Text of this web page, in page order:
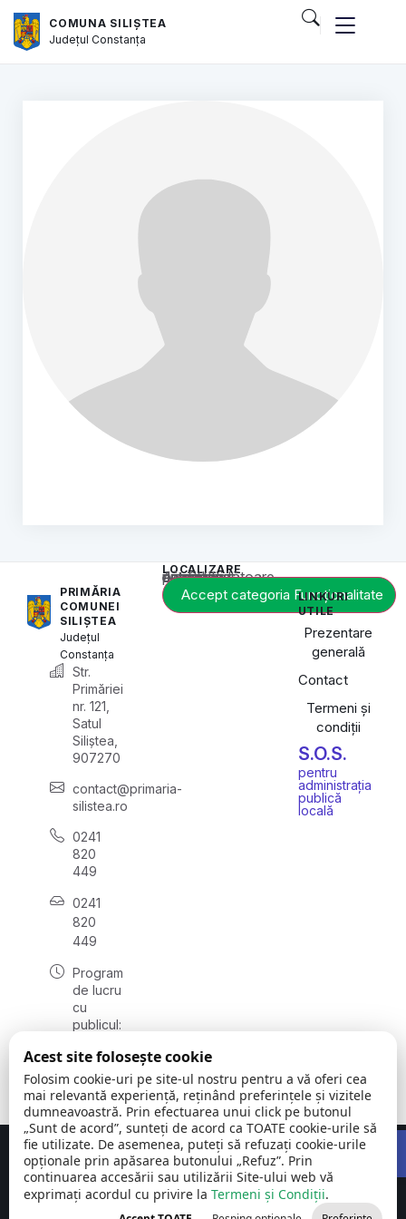
COMUNA SILIȘTEA
JudețulConstanța
PRIMĂRIA
COMUNEI
SILIȘTEA
Județul
Constanța
Str.
Primăriei
nr. 121,
Satul
Siliștea,
907270
contact@primaria-
silistea.ro
0241
820
449
0241
820
449
Program
de lucru
cu
publicul:
vineri
08:00 –
16:00
LOCALIZARE
Acest conținut este blocat până când acceptați categoria corespunzătoare de cookie-uri.
Accept categoria Funcționalitate
LINKURI
UTILE
Prezentare
generală
Contact
Termeni și
condiții
S.O.S.
pentru
administrația
publică
locală
Comuna Siliștea©
2026
Toate
drepturile
Concept realizat deBig Media Relații Publice SRL
Acest site folosește cookie
Folosim cookie-uri pe site-ul nostru pentru a vă oferi cea
mai relevantă experiență, reținând preferințele și vizitele
dumneavoastră. Prin efectuarea unui click pe butonul
„Sunt de acord”, sunteți de acord ca TOATE cookie-urile să
fie utilizate. De asemenea, puteți să refuzați cookie-urile
opționale prin apăsarea butonului „Refuz”. Prin
continuarea accesării sau utilizării Site-ului web vă
exprimați acordul cu privire la Termeni și Condiții.